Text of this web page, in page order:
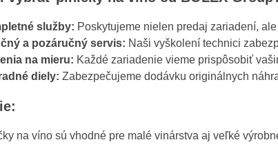
služby: Poskytujeme nielen predaj zariadení,
a pozáručný servis: Naši vyškolení technici
na mieru: Každé zariadenie vieme prispôsobiť
diely: Zabezpečujeme dodávku originálnych
na víno sú vhodné pre malé vinárstva aj veľké